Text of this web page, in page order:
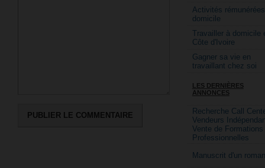
Activités
domicile
Travailler à domicile
Côte d'Ivoire
Gagner sa vie en
travaillant chez soi
LES DERNIÈRES
ANNONCES
Recherche Call
Vendeurs
Vente de Formations
Professionnelles
Manuscrit d'un roman